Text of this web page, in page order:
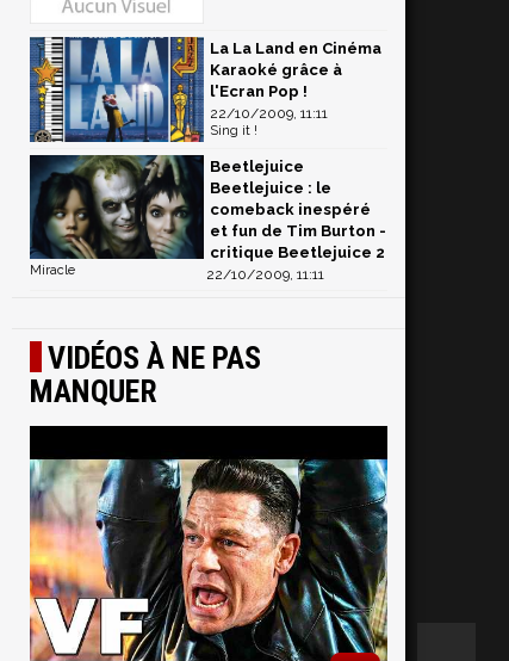
La La Land en Cinéma
Karaoké grâce à
l'Ecran Pop !
22/10/2009, 11:11
Sing it !
Beetlejuice
Beetlejuice : le
comeback inespéré
et fun de Tim Burton -
critique Beetlejuice 2
22/10/2009, 11:11
Miracle
VIDÉOS À NE PAS
MANQUER